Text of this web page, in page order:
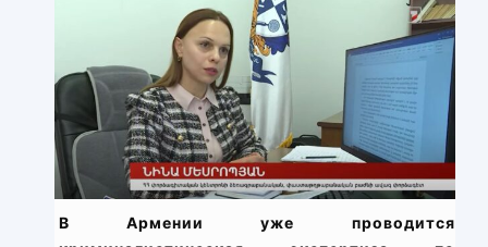
В Армении уже проводится